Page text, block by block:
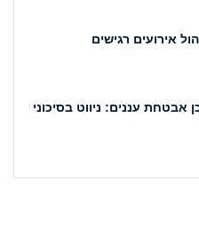
אירועים רגישים
אבטחת עננים: ניווט בסיכוני